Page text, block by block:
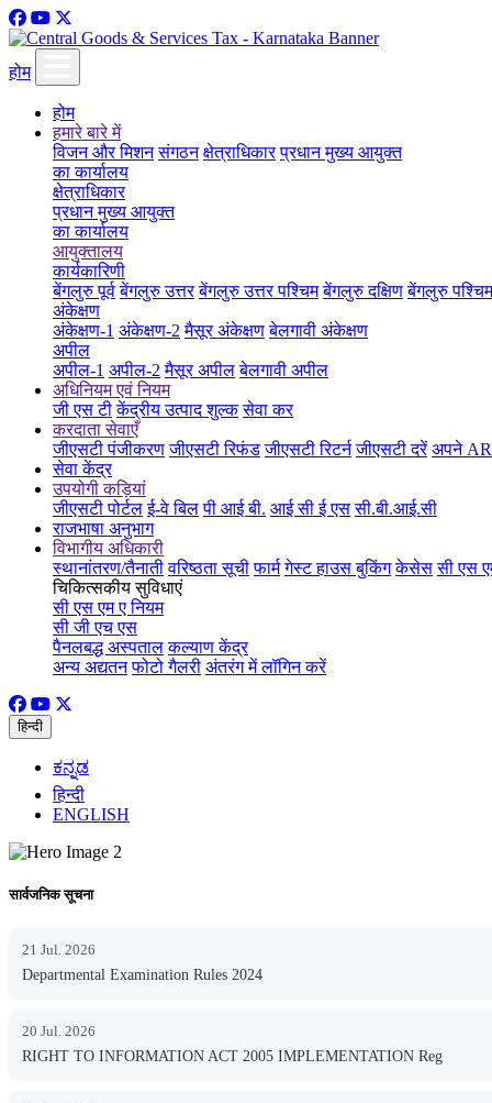
होम
होम
हमारे बारे में
विजन और मिशन संगठन क्षेत्राधिकार प्रधान मुख्य आयुक्त
का कार्यालय
क्षेत्राधिकार
प्रधान मुख्य आयुक्त
का कार्यालय
आयुक्तालय
कार्यकारिणी
बेंगलुरु पूर्व बेंगलुरु उत्तर बेंगलुरु उत्तर पश्चिम बेंगलुरु दक्षिण बेंगलुरु पश्चिम
अंकेक्षण
अंकेक्षण-1 अंकेक्षण-2 मैसूर अंकेक्षण बेलगावी अंकेक्षण
अपील
अपील-1 अपील-2 मैसूर अपील बेलगावी अपील
अधिनियम एवं नियम
जी एस टी केंद्रीय उत्पाद शुल्क सेवा कर
करदाता सेवाएँ
जीएसटी पंजीकरण जीएसटी रिफंड जीएसटी रिटर्न जीएसटी दरें अपने
सेवा केंद्र
उपयोगी कड़ियां
जीएसटी पोर्टल ई-वे बिल पी आई बी. आई सी ई एस सी.बी.आई.सी
राजभाषा अनुभाग
विभागीय अधिकारी
स्थानांतरण/तैनाती वरिष्ठता सूची फार्म गेस्ट हाउस बुकिंग केसेस सी एस
चिकित्सकीय सुविधाएं
सी एस एम ए नियम
सी जी एच एस
पैनलबद्ध अस्पताल कल्याण केंद्र
अन्य अद्यतन फोटो गैलरी अंतरंग में लॉगिन करें
हिन्दी
ಕನ್ನಡ
हिन्दी
ENGLISH
सार्वजनिक सूचना
21 Jul. 2026
Departmental Examination Rules 2024
20 Jul. 2026
RIGHT TO INFORMATION ACT 2005 IMPLEMENTATION Reg